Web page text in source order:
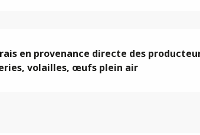
en provenance directe des
volailles, œufs plein air